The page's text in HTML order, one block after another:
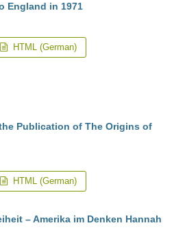
England in 1971
HTML (German)
Publication of The Origins of
HTML (German)
– Amerika im Denken Hannah